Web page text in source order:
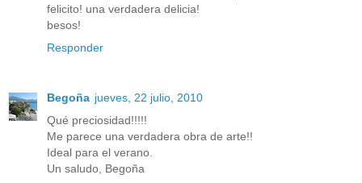
felicito! una verdadera delicia!
besos!
Responder
Begoña jueves, 22 julio, 2010
Qué preciosidad!!!!!
Me parece una verdadera obra de arte!!
Ideal para el verano.
Un saludo, Begoña